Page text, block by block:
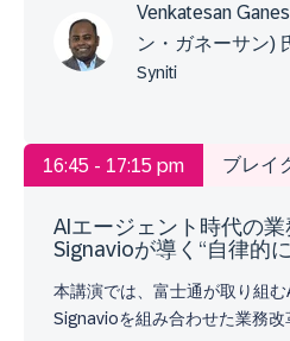
Venkatesan
ン・ガネーサン)
Syniti
16:45 - 17:15 pm ブレイ
AIエージェント時代の
Signavioが導く“自律的
本講演では、富士通が取り組
Signavioを組み合わせた業務改